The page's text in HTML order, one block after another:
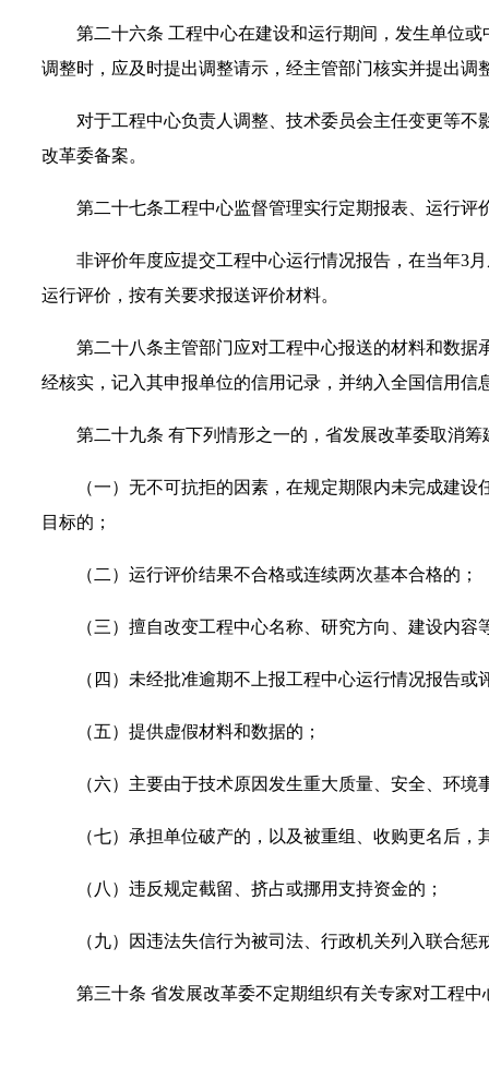
第二十六条 工程中心在建设和运行期间，发生单位
调整时，应及时提出调整请示，经主管部门核实并提出调
对于工程中心负责人调整、技术委员会主任变更等
改革委备案。
第二十七条工程中心监督管理实行定期报表、运行评
非评价年度应提交工程中心运行情况报告，在当年3
运行评价，按有关要求报送评价材料。
第二十八条主管部门应对工程中心报送的材料和数
经核实，记入其申报单位的信用记录，并纳入全国信用信
第二十九条 有下列情形之一的，省发展改革委取消
（一）无不可抗拒的因素，在规定期限内未完成建
目标的；
（二）运行评价结果不合格或连续两次基本合格的；
（三）擅自改变工程中心名称、研究方向、建设内容
（四）未经批准逾期不上报工程中心运行情况报告或
（五）提供虚假材料和数据的；
（六）主要由于技术原因发生重大质量、安全、环境
（七）承担单位破产的，以及被重组、收购更名后
（八）违反规定截留、挤占或挪用支持资金的；
（九）因违法失信行为被司法、行政机关列入联合惩
第三十条 省发展改革委不定期组织有关专家对工程